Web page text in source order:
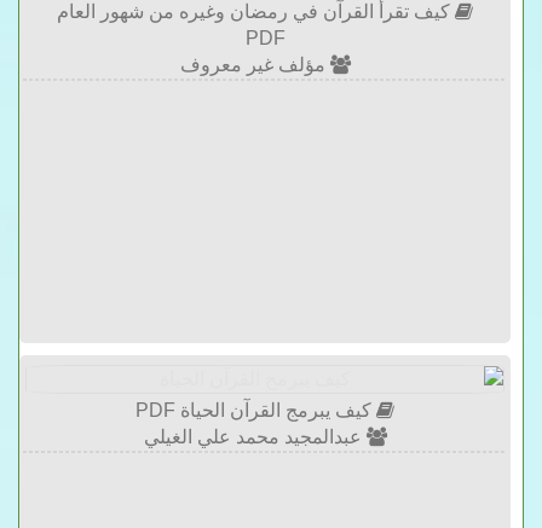
كيف تقرأ القرآن في رمضان وغيره من شهور العام
PDF
مؤلف غير معروف
كيف يبرمج القرآن الحياة PDF
عبدالمجيد محمد علي الغيلي